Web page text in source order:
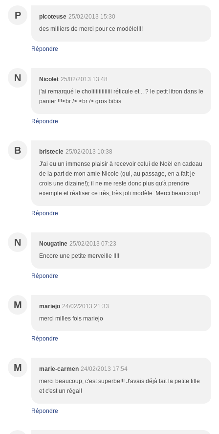
P picoteuse 25/02/2013 15:30
des milliers de merci pour ce modèle!!!!
Répondre
N Nicolet 25/02/2013 13:48
j'ai remarqué le choliiiiiiiiiiiii réticule et .. ? le petit litron dans le
panier !!!<br /> <br /> gros bibis
Répondre
B bristecle 25/02/2013 10:38
J'ai eu un immense plaisir à recevoir celui de Noël en cadeau
de la part de mon amie Nicole (qui, au passage, en a fait je
crois une dizaine!); il ne me reste donc plus qu'à prendre
exemple et réaliser ce très, très joli modèle. Merci beaucoup!
Répondre
N Nougatine 25/02/2013 07:23
Encore une petite merveille !!!!
Répondre
M mariejo 24/02/2013 21:33
merci milles fois mariejo
Répondre
M marie-carmen 24/02/2013 17:54
merci beaucoup, c'est superbe!!! J'avais déjà fait la petite fille
et c'est un régal!
Répondre